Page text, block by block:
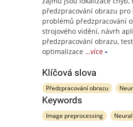
předzpracování obrazu pro
problémů předzpracování
strojového vidění, návrh
předzpracování obrazu,
optimalizace …více
Klíčová slova
Předzpracování obrazu
Keywords
Image preprocessing